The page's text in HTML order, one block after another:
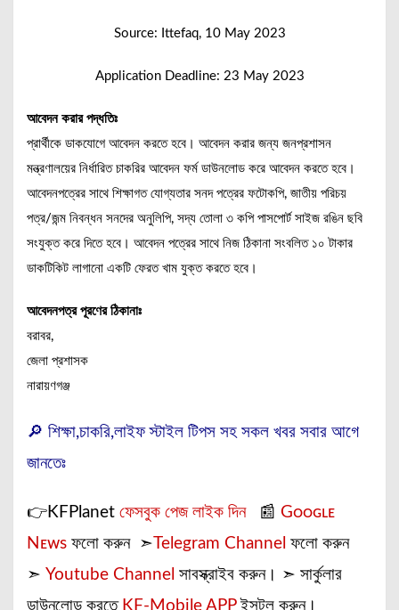
Source: Ittefaq, 10 May 2023
Application Deadline: 23 May 2023
আবেদন করার পদ্ধতিঃ
প্রার্থীকে ডাকযোগে আবেদন করতে হবে। আবেদন করার জন্য জনপ্রশাসন
মন্ত্রণালয়ের নির্ধারিত চাকরির আবেদন ফর্ম ডাউনলোড করে আবেদন করতে হবে।
আবেদনপত্রের সাথে শিক্ষাগত যোগ্যতার সনদ পত্রের ফটোকপি, জাতীয় পরিচয়
পত্র/জন্ম নিবন্ধন সনদের অনুলিপি, সদ্য তোলা ৩ কপি পাসপোর্ট সাইজ রঙিন ছবি
সংযুক্ত করে দিতে হবে। আবেদন পত্রের সাথে নিজ ঠিকানা সংবলিত ১০ টাকার
ডাকটিকিট লাগানো একটি ফেরত খাম যুক্ত করতে হবে।
আবেদনপত্র পূরণের ঠিকানাঃ
বরাবর,
জেলা প্রশাসক
নারায়ণগঞ্জ
🔎 শিক্ষা,চাকরি,লাইফ স্টাইল টিপস সহ সকল খবর সবার আগে
জানতেঃ
👉KFPlanet ফেসবুক পেজ লাইক দিন📰 Gᴏᴏɢʟᴇ
Nᴇᴡs ফলো করুন ➣Telegram Channel ফলো করুন
➣ Youtube Channel সাবস্ক্রাইব করুন। ➣ সার্কুলার
ডাউনলোড করতে KF-Mobile APPইন্সটল করুন।